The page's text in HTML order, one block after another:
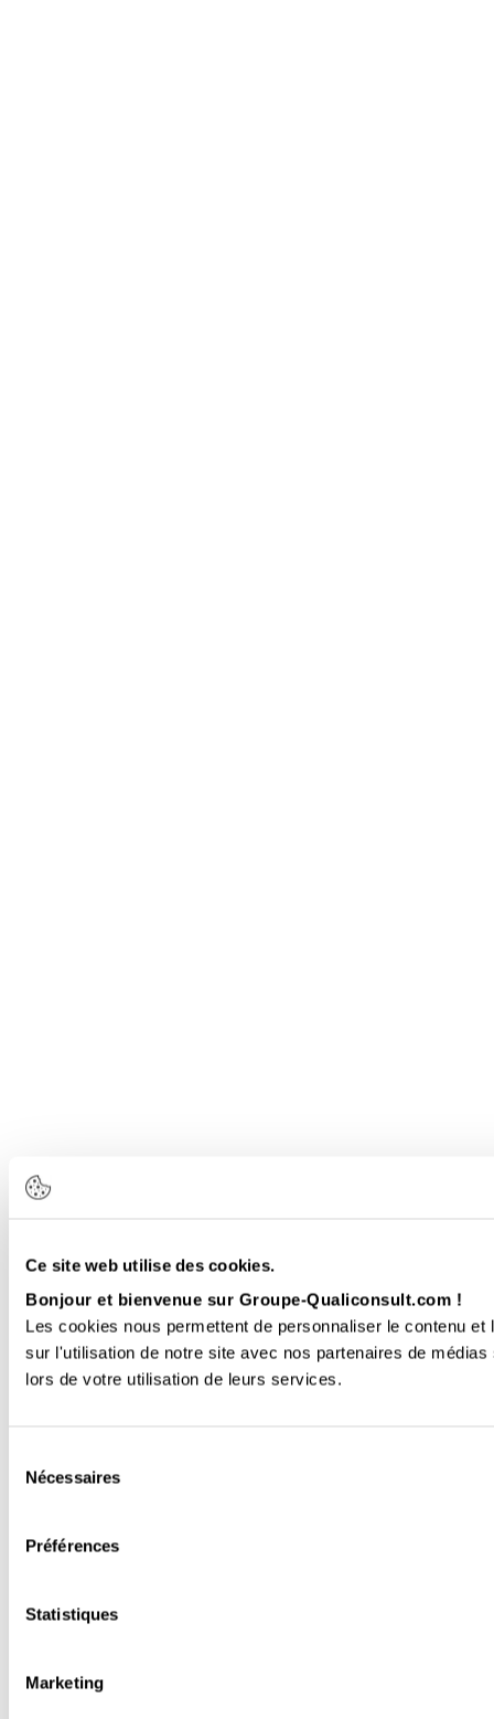
Ce site web utilise des cookies.
Bonjour et bienvenue sur Groupe-Qualiconsult.com !
Les cookies nous permettent de personnaliser le contenu
sur l'utilisation de notre site avec nos partenaires de
lors de votre utilisation de leurs services.
Nécessaires
Préférences
Statistiques
Marketing